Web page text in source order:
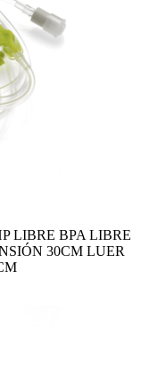
LIBRE BPA LIBRE
30CM LUER